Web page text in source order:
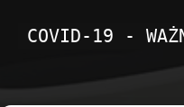
COVID-19 -